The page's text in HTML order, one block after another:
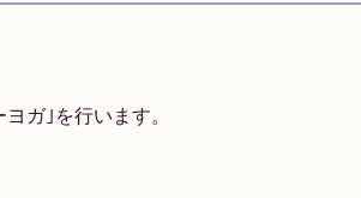
ガ｣を行います。